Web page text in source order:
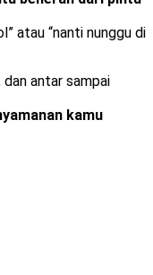
atau “nanti nunggu di
antar sampai
kamu